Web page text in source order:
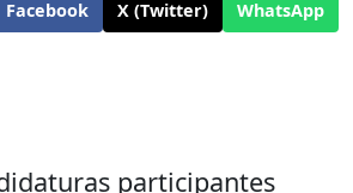
Facebook X (Twitter) WhatsApp
participantes